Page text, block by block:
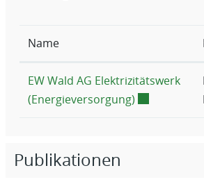
Name
EW Wald AG Elektrizitätswerk
(Energieversorgung) Externer
Publikationen